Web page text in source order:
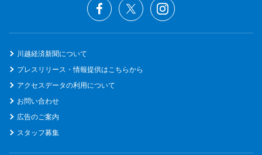
川越経済新聞について
プレスリリース・情報提供はこちらから
アクセスデータの利用について
お問い合わせ
広告のご案内
スタッフ募集